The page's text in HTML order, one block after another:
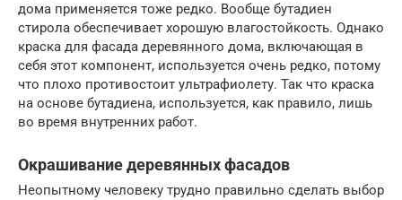
дома применяется тоже редко. Вообще бутадиен
стирола обеспечивает хорошую влагостойкость. Однако
краска для фасада деревянного дома, включающая в
себя этот компонент, используется очень редко, потому
что плохо противостоит ультрафиолету. Так что краска
на основе бутадиена, используется, как правило, лишь
во время внутренних работ.
Окрашивание деревянных фасадов
Неопытному человеку трудно правильно сделать выбор